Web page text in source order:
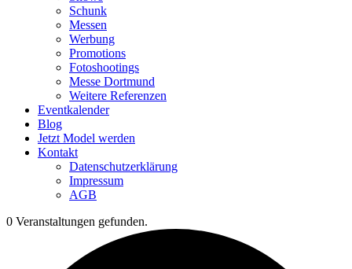
Schunk
Messen
Werbung
Promotions
Fotoshootings
Messe Dortmund
Weitere Referenzen
Eventkalender
Blog
Jetzt Model werden
Kontakt
Datenschutzerklärung
Impressum
AGB
0 Veranstaltungen gefunden.